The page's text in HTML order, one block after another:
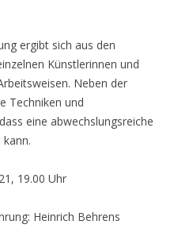
ergibt sich aus den
Künstlerinnen und
Neben der
Techniken und
eine abwechslungsreiche
19.00 Uhr
Heinrich Behrens